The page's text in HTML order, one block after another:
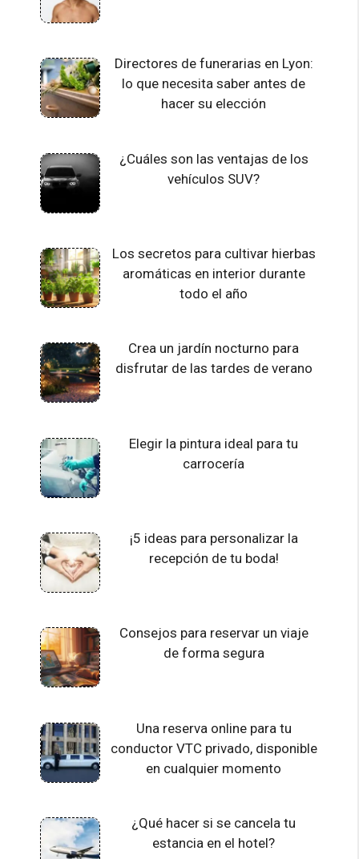
Directores de funerarias en Lyon:
lo que necesita saber antes de
hacer su elección
¿Cuáles son las ventajas de los
vehículos SUV?
Los secretos para cultivar hierbas
aromáticas en interior durante
todo el año
Crea un jardín nocturno para
disfrutar de las tardes de verano
Elegir la pintura ideal para tu
carrocería
¡5 ideas para personalizar la
recepción de tu boda!
Consejos para reservar un viaje
de forma segura
Una reserva online para tu
conductor VTC privado, disponible
en cualquier momento
¿Qué hacer si se cancela tu
estancia en el hotel?